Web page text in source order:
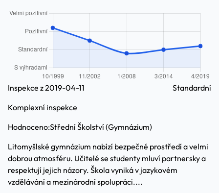
Inspekce z 2019-04-11
Komplexní inspekce
Standardní
Hodnoceno:Střední Školství (Gymnázium)
Litomyšlské gymnázium nabízí bezpečné prostředí a velmi
dobrou atmosféru. Učitelé se studenty mluví partnersky a
respektují jejich názory. Škola vyniká v jazykovém
vzdělávání a mezinárodní spolupráci....